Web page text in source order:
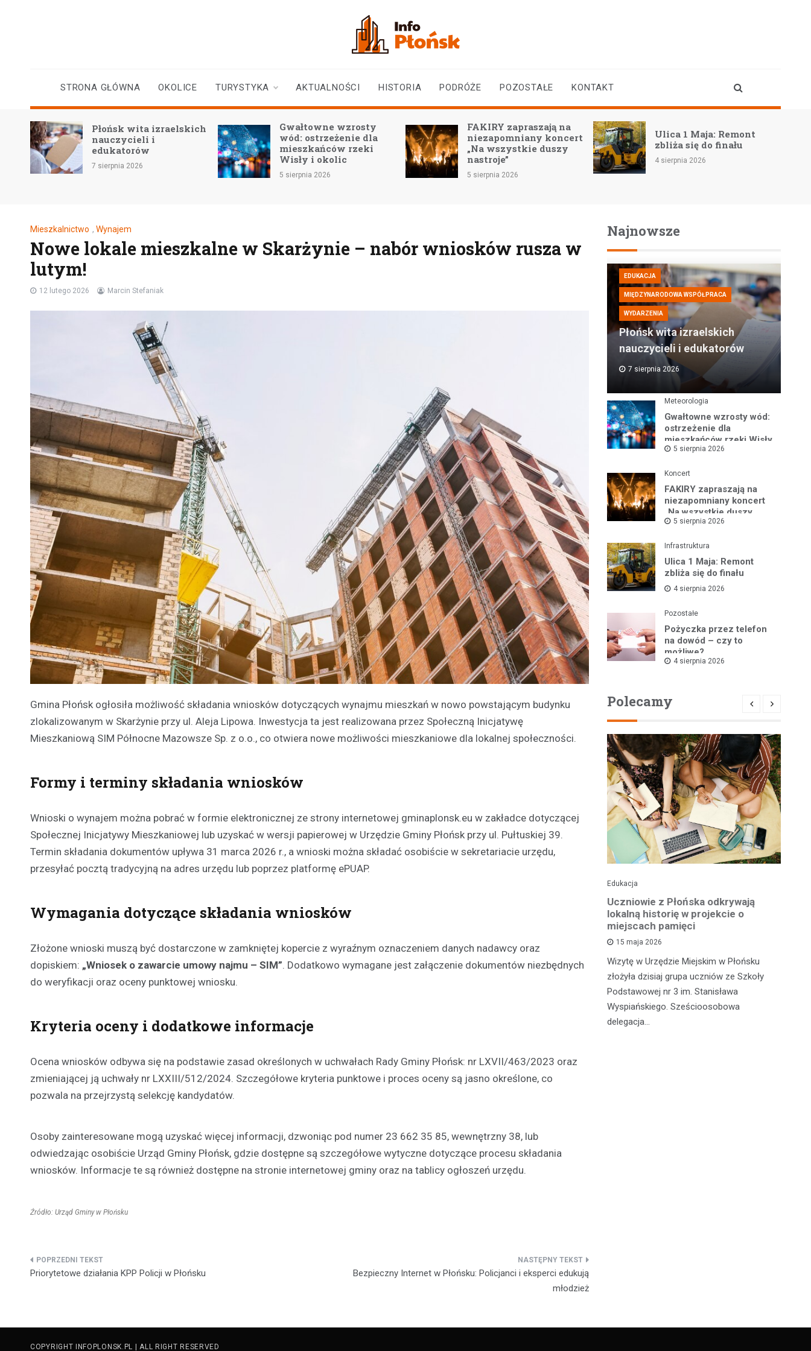
STRONA GŁÓWNA OKOLICE TURYSTYKA AKTUALNOŚCI HISTORIA PODRÓŻE POZOSTAŁE KONTAKT
Płońsk wita izraelskich
nauczycieli i
edukatorów
7 sierpnia 2026
Gwałtowne wzrosty
wód: ostrzeżenie dla
mieszkańców rzeki
Wisły i okolic
5 sierpnia 2026
FAKIRY zapraszają na
niezapomniany koncert
„Na wszystkie duszy
nastroje”
5 sierpnia 2026
Ulica 1 Maja: Remont
zbliża się do finału
4 sierpnia 2026
Mieszkalnictwo , Wynajem
Nowe lokale mieszkalne w Skarżynie – nabór wniosków rusza w
lutym!
12 lutego 2026 Marcin Stefaniak
Gmina Płońsk ogłosiła możliwość składania wniosków dotyczących wynajmu mieszkań w nowo powstającym budynku
zlokalizowanym w Skarżynie przy ul. Aleja Lipowa. Inwestycja ta jest realizowana przez Społeczną Inicjatywę
Mieszkaniową SIM Północne Mazowsze Sp. z o.o., co otwiera nowe możliwości mieszkaniowe dla lokalnej społeczności.
Formy i terminy składania wniosków
Wnioski o wynajem można pobrać w formie elektronicznej ze strony internetowej gminaplonsk.eu w zakładce dotyczącej
Społecznej Inicjatywy Mieszkaniowej lub uzyskać w wersji papierowej w Urzędzie Gminy Płońsk przy ul. Pułtuskiej 39.
Termin składania dokumentów upływa 31 marca 2026 r., a wnioski można składać osobiście w sekretariacie urzędu,
przesyłać pocztą tradycyjną na adres urzędu lub poprzez platformę ePUAP.
Wymagania dotyczące składania wniosków
Złożone wnioski muszą być dostarczone w zamkniętej kopercie z wyraźnym oznaczeniem danych nadawcy oraz
dopiskiem: „Wniosek o zawarcie umowy najmu – SIM”. Dodatkowo wymagane jest załączenie dokumentów niezbędnych
do weryfikacji oraz oceny punktowej wniosku.
Kryteria oceny i dodatkowe informacje
Ocena wniosków odbywa się na podstawie zasad określonych w uchwałach Rady Gminy Płońsk: nr LXVII/463/2023 oraz
zmieniającej ją uchwały nr LXXIII/512/2024. Szczegółowe kryteria punktowe i proces oceny są jasno określone, co
pozwala na przejrzystą selekcję kandydatów.
Osoby zainteresowane mogą uzyskać więcej informacji, dzwoniąc pod numer 23 662 35 85, wewnętrzny 38, lub
odwiedzając osobiście Urząd Gminy Płońsk, gdzie dostępne są szczegółowe wytyczne dotyczące procesu składania
wniosków. Informacje te są również dostępne na stronie internetowej gminy oraz na tablicy ogłoszeń urzędu.
Źródło: Urząd Gminy w Płońsku
Nawigacja
Priorytetowe działania KPP Policji w Płońsku
Bezpieczny Internet w Płońsku: Policjanci i eksperci edukują
młodzież
Najnowsze
EDUKACJA
MIĘDZYNARODOWA WSPÓŁPRACA
WYDARZENIA
Płońsk wita izraelskich
nauczycieli i edukatorów
7 sierpnia 2026
Meteorologia
Gwałtowne wzrosty wód:
ostrzeżenie dla
mieszkańców rzeki Wisły
i okolic
5 sierpnia 2026
Koncert
FAKIRY zapraszają na
niezapomniany koncert
„Na wszystkie duszy
nastroje”
5 sierpnia 2026
Infrastruktura
Ulica 1 Maja: Remont
zbliża się do finału
4 sierpnia 2026
Pozostałe
Pożyczka przez telefon
na dowód – czy to
możliwe?
4 sierpnia 2026
Polecamy
Dnia 9 grudnia, powiewało odświętną
atmosferą w Starym Gralewie. To właśnie
Edukacja
Uczniowie z Płońska odkrywają
lokalną historię w projekcie o
miejscach pamięci
15 maja 2026
Wizytę w Urzędzie Miejskim w Płońsku
złożyła dzisiaj grupa uczniów ze Szkoły
Podstawowej nr 3 im. Stanisława
Wyspiańskiego. Sześcioosobowa
delegacja…
COPYRIGHT INFOPLONSK.PL | ALL RIGHT RESERVED